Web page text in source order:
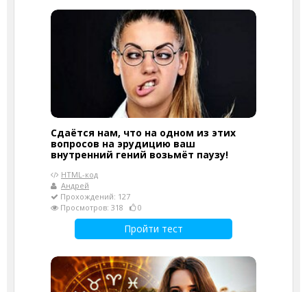
Сдаётся нам, что на одном из этих
вопросов на эрудицию ваш
внутренний гений возьмёт паузу!
HTML-код
Андрей
Прохождений: 127
Просмотров: 318
0
Пройти тест